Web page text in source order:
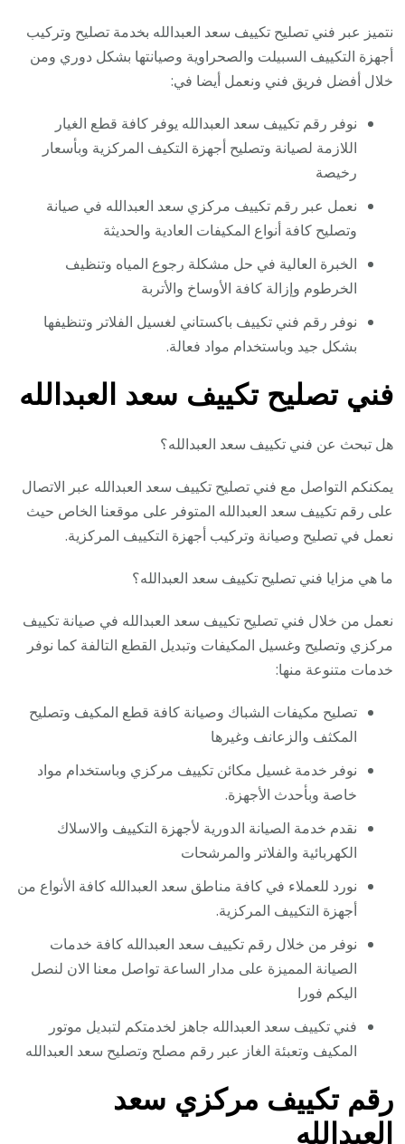
نتميز عبر فني تصليح تكييف سعد العبدالله بخدمة تصليح وتركيب
أجهزة التكييف السبيلت والصحراوية وصيانتها بشكل دوري ومن
خلال أفضل فريق فني ونعمل أيضا في:
نوفر رقم تكييف سعد العبدالله يوفر كافة قطع الغيار
اللازمة لصيانة وتصليح أجهزة التكيف المركزية وبأسعار
رخيصة
نعمل عبر رقم تكييف مركزي سعد العبدالله في صيانة
وتصليح كافة أنواع المكيفات العادية والحديثة
الخبرة العالية في حل مشكلة رجوع المياه وتنظيف
الخرطوم وإزالة كافة الأوساخ والأتربة
نوفر رقم فني تكييف باكستاني لغسيل الفلاتر وتنظيفها
بشكل جيد وباستخدام مواد فعالة.
فني تصليح تكييف سعد العبدالله
هل تبحث عن فني تكييف سعد العبدالله؟
يمكنكم التواصل مع فني تصليح تكييف سعد العبدالله عبر الاتصال
على رقم تكييف سعد العبدالله المتوفر على موقعنا الخاص حيث
نعمل في تصليح وصيانة وتركيب أجهزة التكييف المركزية.
ما هي مزايا فني تصليح تكييف سعد العبدالله؟
نعمل من خلال فني تصليح تكييف سعد العبدالله في صيانة تكييف
مركزي وتصليح وغسيل المكيفات وتبديل القطع التالفة كما نوفر
خدمات متنوعة منها:
تصليح مكيفات الشباك وصيانة كافة قطع المكيف وتصليح
المكثف والزعانف وغيرها
نوفر خدمة غسيل مكائن تكييف مركزي وباستخدام مواد
خاصة وبأحدث الأجهزة.
نقدم خدمة الصيانة الدورية لأجهزة التكييف والاسلاك
الكهربائية والفلاتر والمرشحات
نورد للعملاء في كافة مناطق سعد العبدالله كافة الأنواع من
أجهزة التكييف المركزية.
نوفر من خلال رقم تكييف سعد العبدالله كافة خدمات
الصيانة المميزة على مدار الساعة تواصل معنا الان لنصل
اليكم فورا
فني تكييف سعد العبدالله جاهز لخدمتكم لتبديل موتور
المكيف وتعبئة الغاز عبر رقم مصلح وتصليح سعد العبدالله
رقم تكييف مركزي سعد
العبدالله